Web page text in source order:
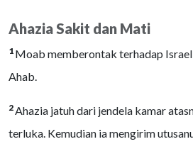
Ahazia Sakit dan Mati
1 Moab memberontak terhadap
Ahab.
2Ahazia jatuh dari jendela kamar
terluka. Kemudian ia mengirim